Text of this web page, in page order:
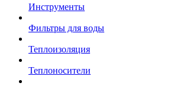
Инструменты
Фильтры для воды
Теплоизоляция
Теплоносители